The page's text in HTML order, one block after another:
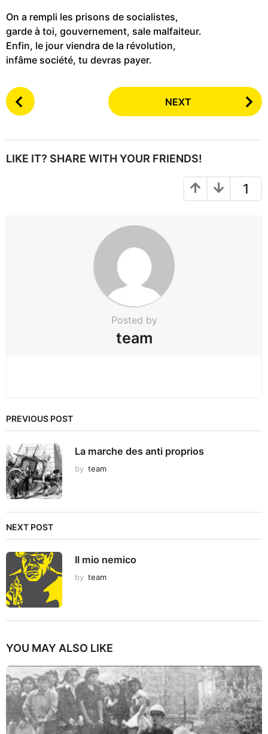
On a rempli les prisons de socialistes,
garde à toi, gouvernement, sale malfaiteur.
Enfin, le jour viendra de la révolution,
infâme société, tu devras payer.
P
o
P
NEXT
LIKE IT? SHARE WITH YOUR FRIENDS!
1
Posted by
team
PREVIOUS POST
La marche des anti proprios
by team
NEXT POST
Il mio nemico
by team
YOU MAY ALSO LIKE